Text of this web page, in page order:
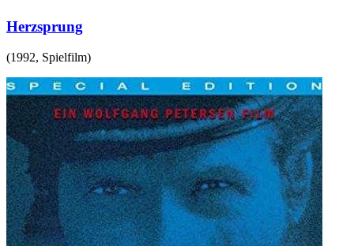
Herzsprung
(1992, Spielfilm)